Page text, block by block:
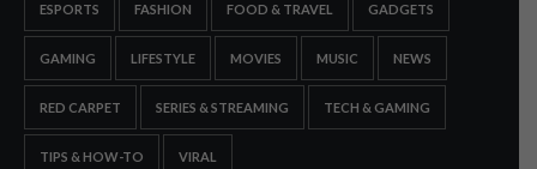
ESPORTS FASHION FOOD & TRAVEL GADGETS
GAMING LIFESTYLE MOVIES MUSIC NEWS
RED CARPET SERIES & STREAMING TECH & GAMING
TIPS & HOW-TO VIRAL